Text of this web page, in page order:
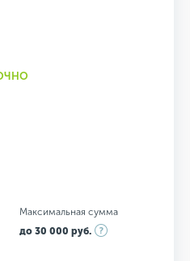
Максимальная сумма
до 30 000 руб.